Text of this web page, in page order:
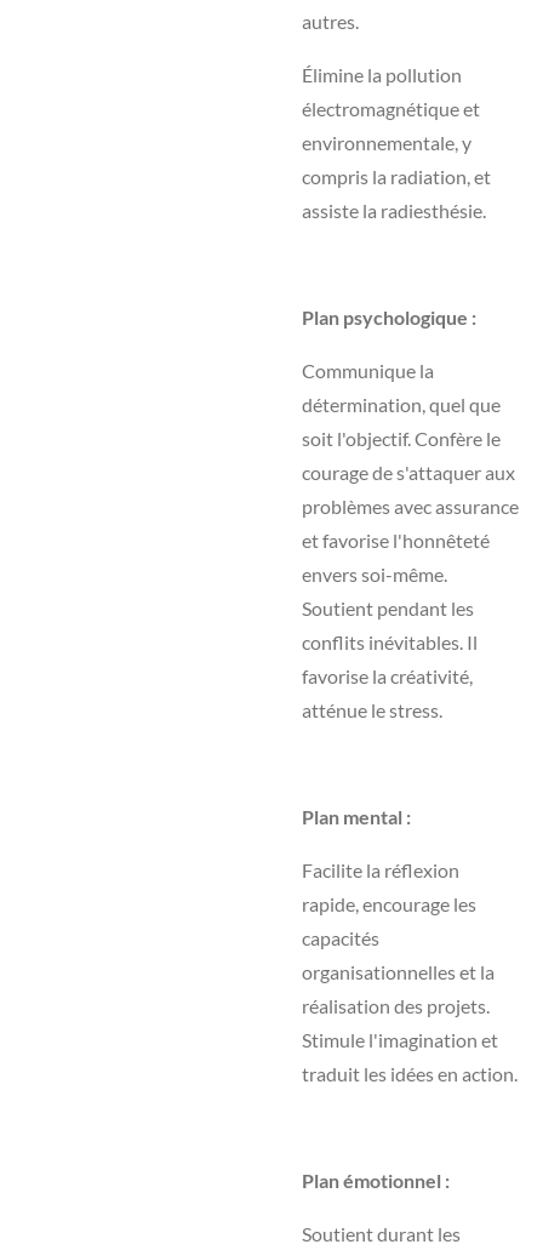
autres.
Élimine la pollution
électromagnétique et
environnementale, y
compris la radiation, et
assiste la radiesthésie.
Plan psychologique :
Communique la
détermination, quel que
soit l'objectif. Confère le
courage de s'attaquer aux
problèmes avec assurance
et favorise l'honnêteté
envers soi-même.
Soutient pendant les
conflits inévitables. Il
favorise la créativité,
atténue le stress.
Plan mental :
Facilite la réflexion
rapide, encourage les
capacités
organisationnelles et la
réalisation des projets.
Stimule l'imagination et
traduit les idées en action.
Plan émotionnel :
Soutient durant les